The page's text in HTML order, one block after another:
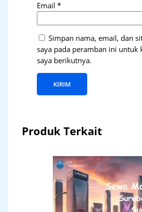
Email*
Simpan nama, email, dan
saya pada peramban ini untuk
saya berikutnya.
Produk Terkait